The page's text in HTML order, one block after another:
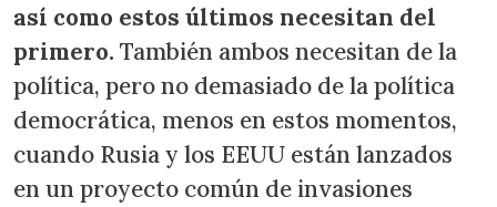
así como estos últimos necesitan del
primero. También ambos necesitan de la
política, pero no demasiado de la política
democrática, menos en estos momentos,
cuando Rusia y los EEUU están lanzados
en un proyecto común de invasiones